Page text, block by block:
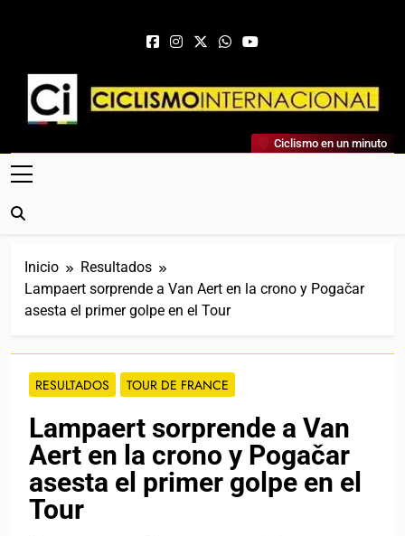
Ciclismo Internacional
Web Dedicada Al Ciclismo Mundial. Entrevistas, Análisis,
Crónicas, Previas Y Más. La Web Ciclista De Referencia.
Ciclismo en un minuto
Inicio
Resultados
Lampaert sorprende a Van Aert en la crono y Pogačar
asesta el primer golpe en el Tour
RESULTADOS TOUR DE FRANCE
Lampaert sorprende a Van
Aert en la crono y Pogačar
asesta el primer golpe en el
Tour